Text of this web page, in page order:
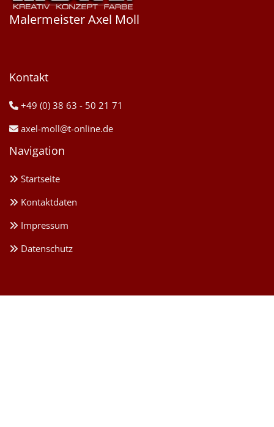
Malermeister Axel Moll
Kontakt
 +49 (0) 38 63 - 50 21 71
 axel-moll@t-online.de
Navigation
 Startseite
 Kontaktdaten
 Impressum
 Datenschutz